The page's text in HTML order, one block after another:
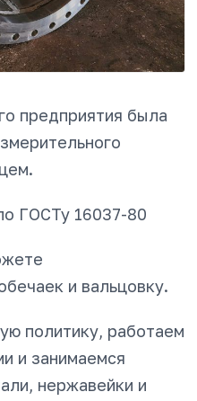
предприятия была
ГОСТу 16037-80
и вальцовку.
политику, работаем
и занимаемся
нержавейки и